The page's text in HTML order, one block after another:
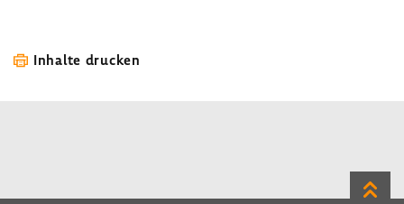
Inhalte drucken
Zum